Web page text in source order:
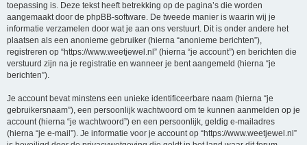
toepassing is. Deze tekst heeft betrekking op de pagina’s die worden
aangemaakt door de phpBB-software. De tweede manier is waarin wij je
informatie verzamelen door wat je aan ons verstuurt. Dit is onder andere het
plaatsen als een anonieme gebruiker (hierna “anonieme berichten”),
registreren op “https://www.weetjewel.nl” (hierna “je account”) en berichten die
verstuurd zijn na je registratie en wanneer je bent aangemeld (hierna “je
berichten”).
Je account bevat minstens een unieke identificeerbare naam (hierna “je
gebruikersnaam”), een persoonlijk wachtwoord om te kunnen aanmelden op je
account (hierna “je wachtwoord”) en een persoonlijk, geldig e-mailadres
(hierna “je e-mail”). Je informatie voor je account op “https://www.weetjewel.nl”